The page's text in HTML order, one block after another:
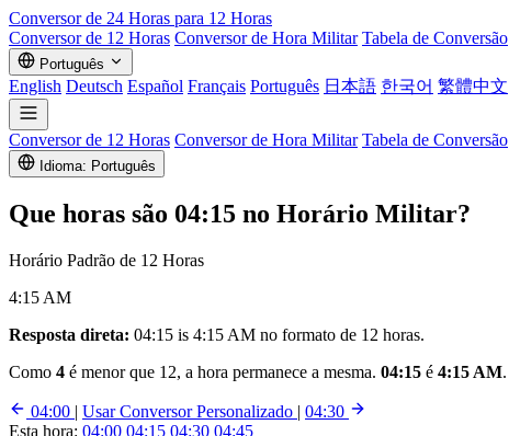
Conversor de 24 Horas para 12 Horas
Conversor de 12 Horas Conversor de Hora Militar Tabela de Conversão
Português
English Deutsch Español Français Português 日本語 한국어 繁體中文
Conversor de 12 Horas Conversor de Hora Militar Tabela de Conversão
Idioma: Português
Que horas são 04:15 no Horário Militar?
Horário Padrão de 12 Horas
4:15 AM
Resposta direta: 04:15 is 4:15 AM no formato de 12 horas.
Como 4 é menor que 12, a hora permanece a mesma. 04:15 é 4:15 AM.
04:00 | Usar Conversor Personalizado | 04:30
Esta hora: 04:00 04:15 04:30 04:45